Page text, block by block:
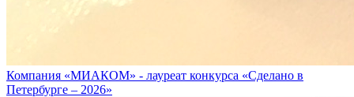
Компания «МИАКОМ» - лауреат конкурса «Сделано в
Петербурге – 2026»